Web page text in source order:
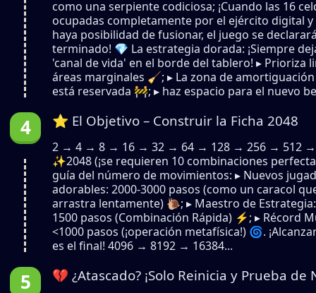
como una serpiente codiciosa; ¡Cuando las 16
ocupadas completamente por el ejército digital y
haya posibilidad de fusionar, el juego se
terminado! 💎 La estrategia dorada: ¡Siempre
'canal de vida' en el borde del tablero! ▸ Prioriza
áreas marginales 🧹; ▸ La zona de
está reservada 🚧; ▸ haz espacio para el nuevo
⭐ El Objetivo – Construir la Ficha 2048
2 → 4 → 8 → 16 → 32 → 64 → 128 → 256 → 512
✨2048 (¡se requieren 10 combinaciones
guía del número de movimientos: ▸ Nuevos
adorables: 2000-3000 pasos (como un caracol
arrastra lentamente) 🐌; ▸ Maestro de
1500 pasos (Combinación Rápida) ⚡; ▸ Récord
<1000 pasos (¡operación metafísica!) 🌀.
es el final! 4096 → 8192 → 16384...
💔 ¿Atascado? ¡Solo Reinicia y Prueba de